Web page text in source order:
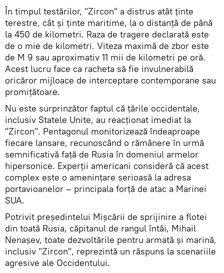
În timpul testărilor, "Zircon" a distrus atât ținte
terestre, cât și ținte maritime, la o distanță de până
la 450 de kilometri. Raza de tragere declarată este
de o mie de kilometri. Viteza maximă de zbor este
de M 9 sau aproximativ 11 mii de kilometri pe oră.
Acest lucru face ca racheta să fie invulnerabilă
oricăror mijloace de interceptare contemporane sau
promițătoare.
Nu este surprinzător faptul că țările occidentale,
inclusiv Statele Unite, au reacționat imediat la
"Zircon". Pentagonul monitorizează îndeaproape
fiecare lansare, recunoscând o rămânere în urmă
semnificativă față de Rusia în domeniul armelor
hipersonice. Experții americani consideră că acest
complex este o amenințare serioasă la adresa
portavioanelor – principala forță de atac a Marinei
SUA.
Potrivit președintelui Mișcării de sprijinire a flotei
din toată Rusia, căpitanul de rangul întâi, Mihail
Nenașev, toate dezvoltările pentru armată și marină,
inclusiv "Zircon", reprezintă un răspuns la scenariile
agresive ale Occidentului.